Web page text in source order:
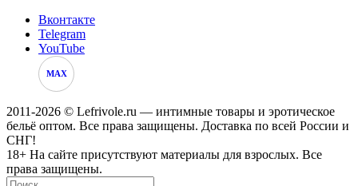
Вконтакте
Telegram
YouTube
MAX
2011-2026 © Lefrivole.ru — интимные товары и эротическое
бельё оптом. Все права защищены. Доставка по всей России и
СНГ!
18+ На сайте присутствуют материалы для взрослых. Все
права защищены.